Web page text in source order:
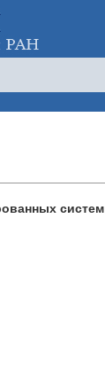
систем